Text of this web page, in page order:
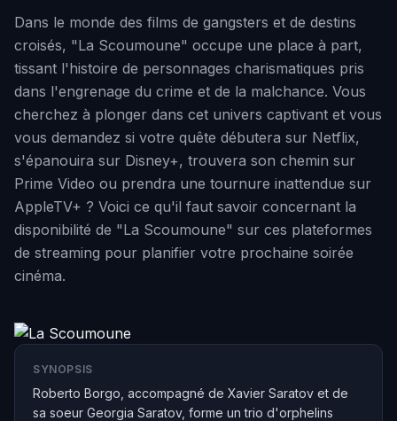
Dans le monde des films de gangsters et de destins
croisés, "La Scoumoune" occupe une place à part,
tissant l'histoire de personnages charismatiques pris
dans l'engrenage du crime et de la malchance. Vous
cherchez à plonger dans cet univers captivant et vous
vous demandez si votre quête débutera sur Netflix,
s'épanouira sur Disney+, trouvera son chemin sur
Prime Video ou prendra une tournure inattendue sur
AppleTV+ ? Voici ce qu'il faut savoir concernant la
disponibilité de "La Scoumoune" sur ces plateformes
de streaming pour planifier votre prochaine soirée
cinéma.
SYNOPSIS
Roberto Borgo, accompagné de Xavier Saratov et de
sa soeur Georgia Saratov, forme un trio d'orphelins